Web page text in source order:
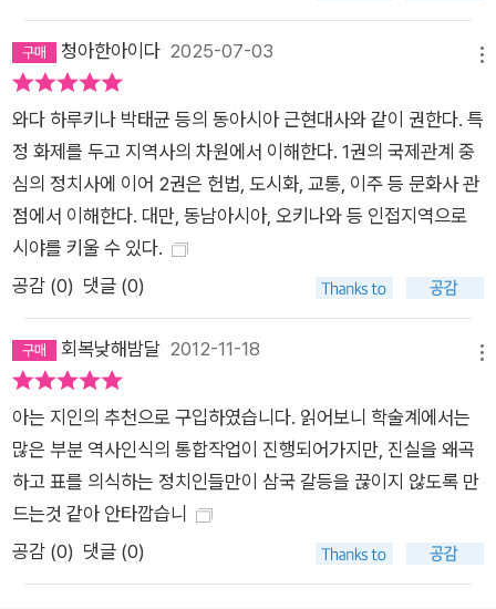
학자들이 동일한 시공간에 관한 이야기를 또다시 들려주게 된 까
닭이 궁금합니다. 먼저, 이 책을 출간하게 된 배경을 소개하고자
합니다. 한·중·일 3국은 서로의 역사에 대한 생각을 직접 만나 허
심탄회하게 대화를 나눈 적이 거의 없습니다. 따라서 하나의 역사
적 사건을 어떻게 다르게 이해하고 있는지 잘 알지 못했습니다.
그러던 중 2001년 일본의 우익 단체에서 만든 중학교 역사 교과
서(후소샤에서 출간한 ‘새로운 역사 교과서’를 말합니다.)가 출판
되었을 때 많은 충격을 받았습니다. 아시다시피 그 교과서는 근대
일본이 아시아 이웃 국가들을 침략한 사실을 부정하고 황국사관
선을 근대화했다면서 침략과 식민 지배를 정당화하고 있는 이들
이 일본인의 역사 인식을 지배하는 한, 한국과 중국은 영원히 일
본과 화해할 수 없을 것이고, 동아시아의 미래는 안정과 협력보다
갈등과 대결의 시대로 향할 것입니다. 이러한 문제의식을 공유한
역사학자와 교사들이 2002년 ‘언제까지 이렇게 생각이 다르다
고 해서 싸우고만 있을 것인가. 서로 만나 이야기하면 함께할 수
들었습니다. 바로 ‘한중일3국공동역사편찬위원회’입니다. 그리
청아한아이다 2025-07-03
와다 하루키나 박태균 등의 동아시아 근현대사와 같이 권한다. 특
정 화제를 두고 지역사의 차원에서 이해한다. 1권의 국제관계 중
심의 정치사에 이어 2권은 헌법, 도시화, 교통, 이주 등 문화사 관
점에서 이해한다. 대만, 동남아시아, 오키나와 등 인접지역으로
시야를 키울 수 있다.
공감 (0) 댓글 (0)
회복낮해밤달 2012-11-18
아는 지인의 추천으로 구입하였습니다. 읽어보니 학술계에서는
많은 부분 역사인식의 통합작업이 진행되어가지만, 진실을 왜곡
하고 표를 의식하는 정치인들만이 삼국 갈등을 끊이지 않도록 만
드는것 같아 안타깝습니
공감 (0) 댓글 (0)